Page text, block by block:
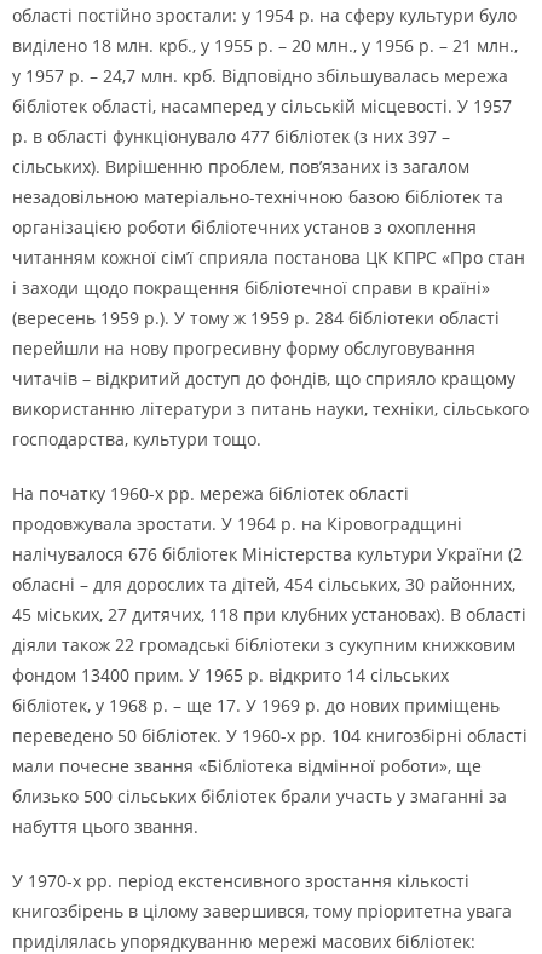
області постійно зростали: у 1954 р. на сферу культури було
виділено 18 млн. крб., у 1955 р. – 20 млн., у 1956 р. – 21 млн.,
у 1957 р. – 24,7 млн. крб. Відповідно збільшувалась мережа
бібліотек області, насамперед у сільській місцевості. У 1957
р. в області функціонувало 477 бібліотек (з них 397 –
сільських). Вирішенню проблем, пов’язаних із загалом
незадовільною матеріально-технічною базою бібліотек та
організацією роботи бібліотечних установ з охоплення
читанням кожної сім’ї сприяла постанова ЦК КПРС «Про стан
і заходи щодо покращення бібліотечної справи в країні»
(вересень 1959 р.). У тому ж 1959 р. 284 бібліотеки області
перейшли на нову прогресивну форму обслуговування
читачів – відкритий доступ до фондів, що сприяло кращому
використанню літератури з питань науки, техніки, сільського
господарства, культури тощо.
На початку 1960-х рр. мережа бібліотек області
продовжувала зростати. У 1964 р. на Кіровоградщині
налічувалося 676 бібліотек Міністерства культури України (2
обласні – для дорослих та дітей, 454 сільських, 30 районних,
45 міських, 27 дитячих, 118 при клубних установах). В області
діяли також 22 громадські бібліотеки з сукупним книжковим
фондом 13400 прим. У 1965 р. відкрито 14 сільських
бібліотек, у 1968 р. – ще 17. У 1969 р. до нових приміщень
переведено 50 бібліотек. У 1960-х рр. 104 книгозбірні області
мали почесне звання «Бібліотека відмінної роботи», ще
близько 500 сільських бібліотек брали участь у змаганні за
набуття цього звання.
У 1970-х рр. період екстенсивного зростання кількості
книгозбірень в цілому завершився, тому пріоритетна увага
приділялась упорядкуванню мережі масових бібліотек: